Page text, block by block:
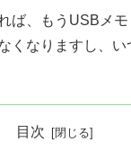
ば、もうUSBメ
くなりますし、
目次